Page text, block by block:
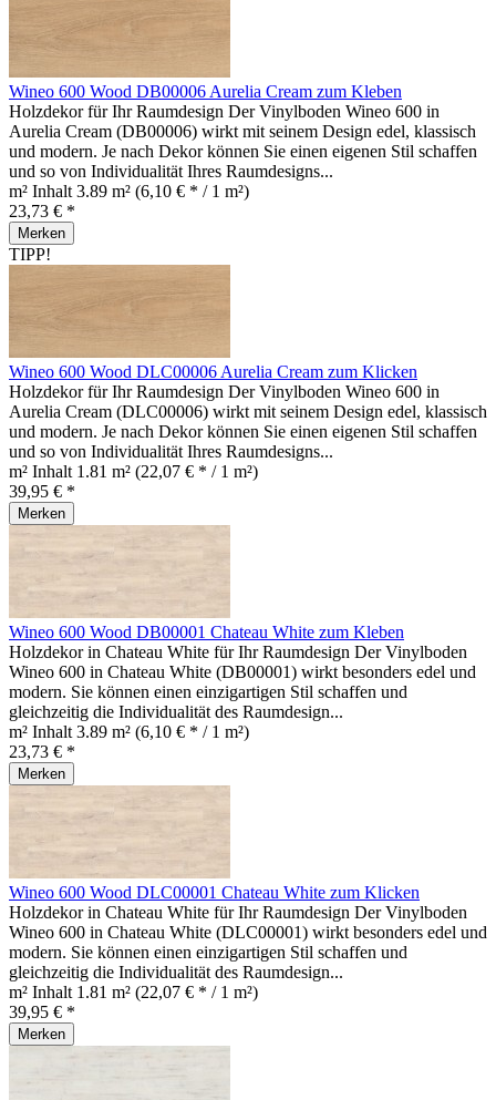
Wineo 600 Wood DB00006 Aurelia Cream zum Kleben
Holzdekor für Ihr Raumdesign Der Vinylboden Wineo 600 in
Aurelia Cream (DB00006) wirkt mit seinem Design edel, klassisch
und modern. Je nach Dekor können Sie einen eigenen Stil schaffen
und so von Individualität Ihres Raumdesigns...
m² Inhalt 3.89 m² (6,10 € * / 1 m²)
23,73 € *
Merken
TIPP!
Wineo 600 Wood DLC00006 Aurelia Cream zum Klicken
Holzdekor für Ihr Raumdesign Der Vinylboden Wineo 600 in
Aurelia Cream (DLC00006) wirkt mit seinem Design edel, klassisch
und modern. Je nach Dekor können Sie einen eigenen Stil schaffen
und so von Individualität Ihres Raumdesigns...
m² Inhalt 1.81 m² (22,07 € * / 1 m²)
39,95 € *
Merken
Wineo 600 Wood DB00001 Chateau White zum Kleben
Holzdekor in Chateau White für Ihr Raumdesign Der Vinylboden
Wineo 600 in Chateau White (DB00001) wirkt besonders edel und
modern. Sie können einen einzigartigen Stil schaffen und
gleichzeitig die Individualität des Raumdesign...
m² Inhalt 3.89 m² (6,10 € * / 1 m²)
23,73 € *
Merken
Wineo 600 Wood DLC00001 Chateau White zum Klicken
Holzdekor in Chateau White für Ihr Raumdesign Der Vinylboden
Wineo 600 in Chateau White (DLC00001) wirkt besonders edel und
modern. Sie können einen einzigartigen Stil schaffen und
gleichzeitig die Individualität des Raumdesign...
m² Inhalt 1.81 m² (22,07 € * / 1 m²)
39,95 € *
Merken